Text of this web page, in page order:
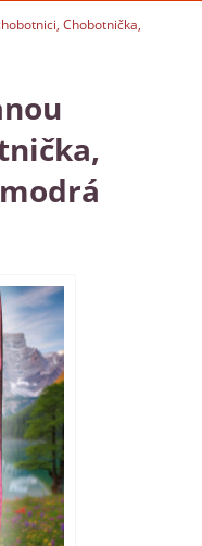
Chobotnička,